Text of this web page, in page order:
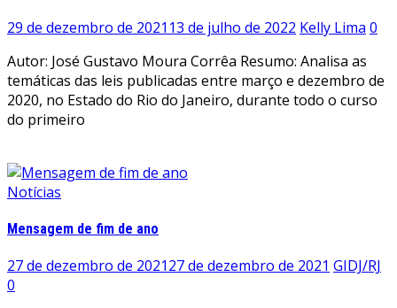
29 de dezembro de 2021 13 de julho de 2022 Kelly Lima 0
Autor: José Gustavo Moura Corrêa Resumo: Analisa as
temáticas das leis publicadas entre março e dezembro de
2020, no Estado do Rio do Janeiro, durante todo o curso
do primeiro
Notícias
Mensagem de fim de ano
27 de dezembro de 202127 de dezembro de 2021 GIDJ/RJ
0